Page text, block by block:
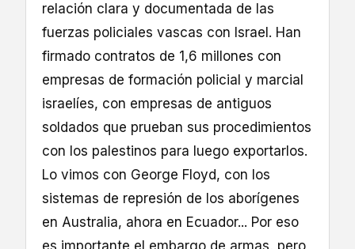
relación clara y documentada de las
fuerzas policiales vascas con Israel. Han
firmado contratos de 1,6 millones con
empresas de formación policial y marcial
israelíes, con empresas de antiguos
soldados que prueban sus procedimientos
con los palestinos para luego exportarlos.
Lo vimos con George Floyd, con los
sistemas de represión de los aborígenes
en Australia, ahora en Ecuador... Por eso